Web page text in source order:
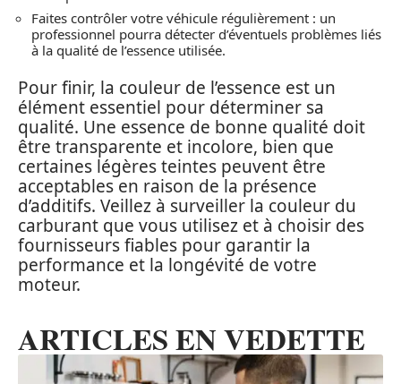
Faites contrôler votre véhicule régulièrement : un
professionnel pourra détecter d’éventuels problèmes liés
à la qualité de l’essence utilisée.
Pour finir, la couleur de l’essence est un
élément essentiel pour déterminer sa
qualité. Une essence de bonne qualité doit
être transparente et incolore, bien que
certaines légères teintes peuvent être
acceptables en raison de la présence
d’additifs. Veillez à surveiller la couleur du
carburant que vous utilisez et à choisir des
fournisseurs fiables pour garantir la
performance et la longévité de votre
moteur.
ARTICLES EN VEDETTE